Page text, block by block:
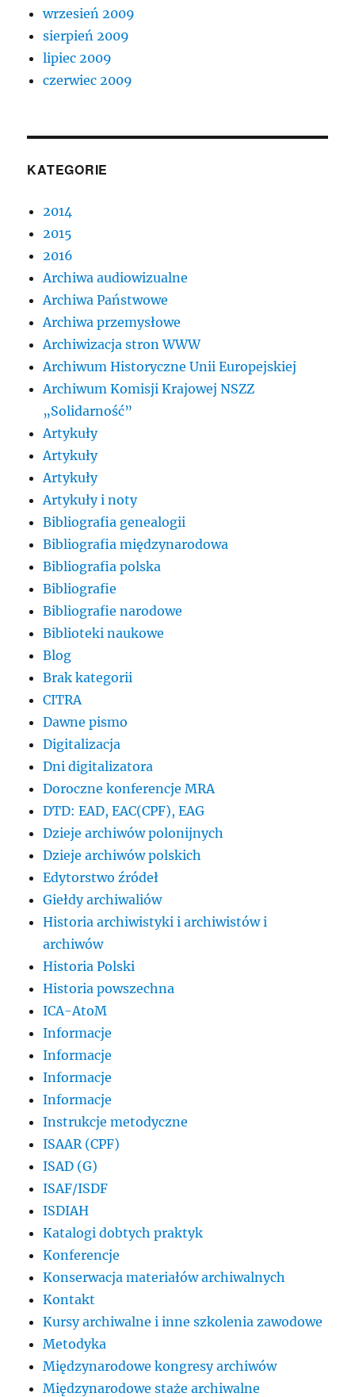
wrzesień 2009
sierpień 2009
lipiec 2009
czerwiec 2009
KATEGORIE
2014
2015
2016
Archiwa audiowizualne
Archiwa Państwowe
Archiwa przemysłowe
Archiwizacja stron WWW
Archiwum Historyczne Unii Europejskiej
Archiwum Komisji Krajowej NSZZ
„Solidarność”
Artykuły
Artykuły
Artykuły
Artykuły i noty
Bibliografia genealogii
Bibliografia międzynarodowa
Bibliografia polska
Bibliografie
Bibliografie narodowe
Biblioteki naukowe
Blog
Brak kategorii
CITRA
Dawne pismo
Digitalizacja
Dni digitalizatora
Doroczne konferencje MRA
DTD: EAD, EAC(CPF), EAG
Dzieje archiwów polonijnych
Dzieje archiwów polskich
Edytorstwo źródeł
Giełdy archiwaliów
Historia archiwistyki i archiwistów i
archiwów
Historia Polski
Historia powszechna
ICA-AtoM
Informacje
Informacje
Informacje
Informacje
Instrukcje metodyczne
ISAAR (CPF)
ISAD (G)
ISAF/ISDF
ISDIAH
Katalogi dobtych praktyk
Konferencje
Konserwacja materiałów archiwalnych
Kontakt
Kursy archiwalne i inne szkolenia zawodowe
Metodyka
Międzynarodowe kongresy archiwów
Międzynarodowe staże archiwalne